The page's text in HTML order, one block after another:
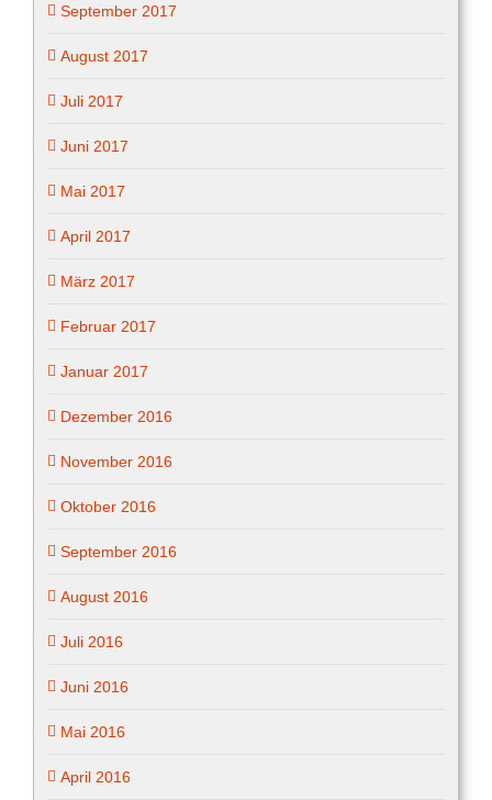
September 2017
August 2017
Juli 2017
Juni 2017
Mai 2017
April 2017
März 2017
Februar 2017
Januar 2017
Dezember 2016
November 2016
Oktober 2016
September 2016
August 2016
Juli 2016
Juni 2016
Mai 2016
April 2016